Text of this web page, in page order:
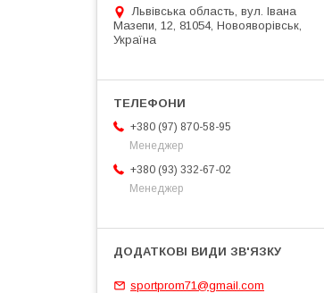
Львівська область, вул. Івана
Мазепи, 12, 81054, Новояворівськ,
Україна
+380 (97) 870-58-95
Менеджер
+380 (93) 332-67-02
Менеджер
sportprom71@gmail.com